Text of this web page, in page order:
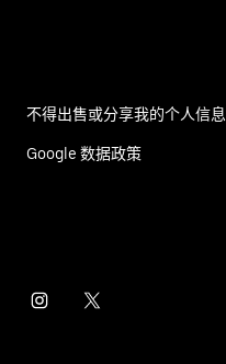
不得出售或分享我的个人信息
Google 数据政策